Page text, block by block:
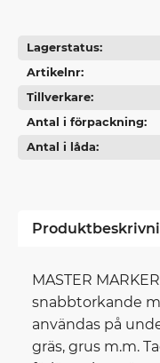
Lagerstatus
Artikelnr
Tillverkare
Antal i förpackning
Antal i låda
MASTER
snabbtorkande
användas på
gräs, grus m.m.